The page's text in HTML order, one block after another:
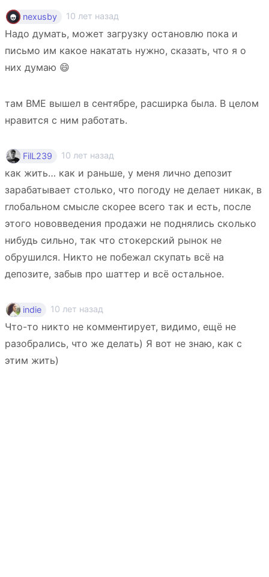
nexusby 10 лет назад
Надо думать, может загрузку остановлю пока и
письмо им какое накатать нужно, сказать, что я о
них думаю 😄
там BME вышел в сентябре, расширка была. В целом
нравится с ним работать.
FilL239 10 лет назад
как жить… как и раньше, у меня лично депозит
зарабатывает столько, что погоду не делает никак, в
глобальном смысле скорее всего так и есть, после
этого нововведения продажи не поднялись сколько
нибудь сильно, так что стокерский рынок не
обрушился. Никто не побежал скупать всё на
депозите, забыв про шаттер и всё остальное.
indie 10 лет назад
Что-то никто не комментирует, видимо, ещё не
разобрались, что же делать) Я вот не знаю, как с
этим жить)